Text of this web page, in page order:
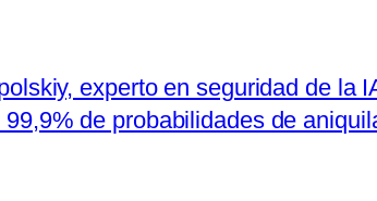
experto en seguridad de la
de probabilidades de